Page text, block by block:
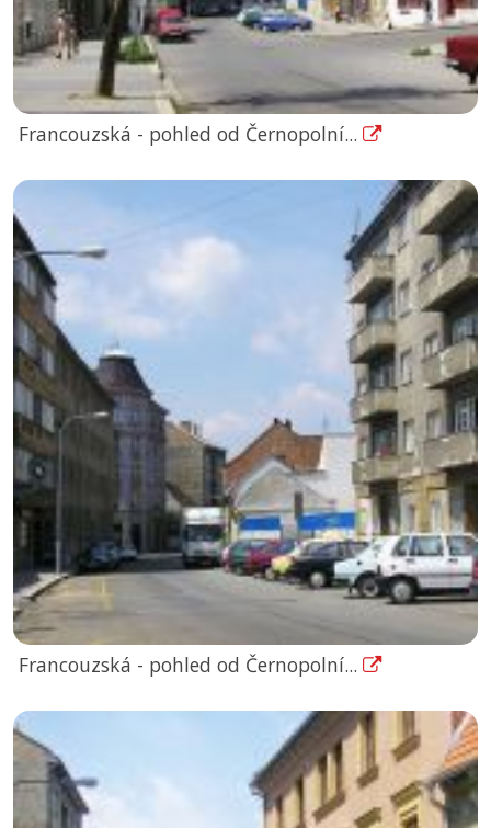
Francouzská - pohled od Černopolní...
Francouzská - pohled od Černopolní...